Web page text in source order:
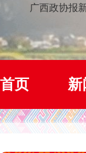
广西政协报
首页 新